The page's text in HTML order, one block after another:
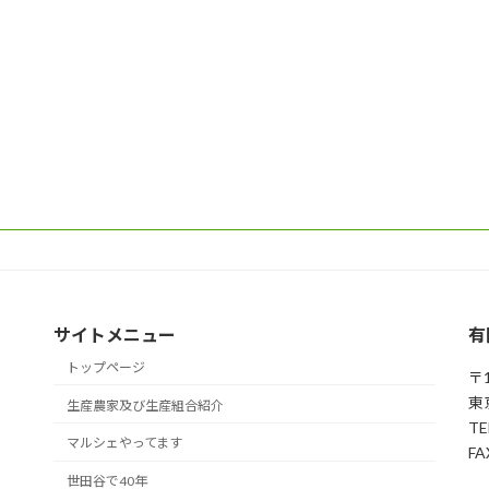
サイトメニュー
トップページ
生産農家及び生産組合紹介
マルシェやってます
世田谷で40年
〒
東